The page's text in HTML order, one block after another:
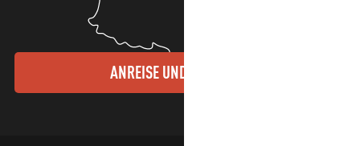
ANREISE UND KONTAKTE